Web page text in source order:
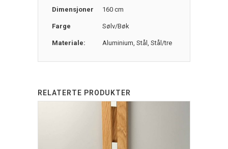
Dimensjoner 160 cm
Farge Sølv/Bøk
Materiale: Aluminium Stål Stål/tre
RELATERTE PRODUKTER